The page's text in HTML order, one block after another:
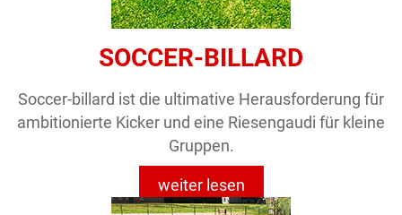
SOCCER-BILLARD
Soccer-billard ist die ultimative Herausforderung für
ambitionierte Kicker und eine Riesengaudi für kleine
Gruppen.
weiter lesen